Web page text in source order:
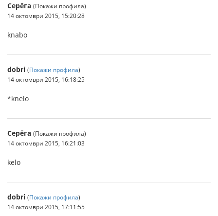
Серёга (Покажи профила)
14 октомври 2015, 15:20:28
knabo
dobri (Покажи профила)
14 октомври 2015, 16:18:25
*knelo
Серёга (Покажи профила)
14 октомври 2015, 16:21:03
kelo
dobri (Покажи профила)
14 октомври 2015, 17:11:55